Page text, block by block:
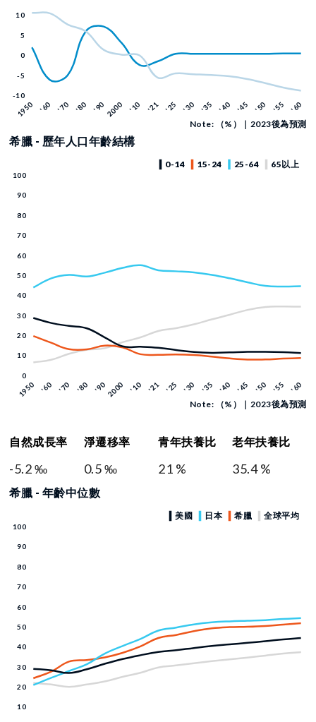
Note: （%）｜2023後為預測
希臘 - 歷年人口年齡結構
Note: （%）｜2023後為預測
自然成長率
-5.2 ‰
淨遷移率
0.5 ‰
青年扶養比
21 %
老年扶養比
35.4 %
希臘 - 年齡中位數